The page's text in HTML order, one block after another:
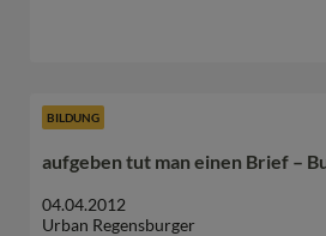
BILDUNG
aufgeben tut man einen Brief –
04.04.2012
Urban Regensburger